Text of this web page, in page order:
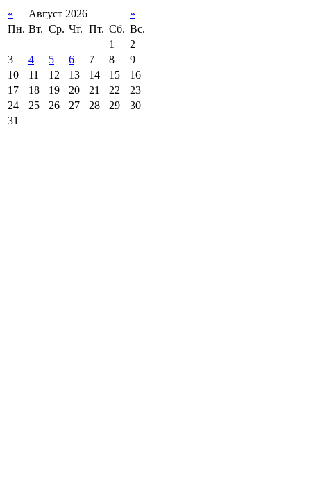
« Август 2026
»
Пн. Вт. Ср. Чт. Пт. Сб. Вс.
1
2
3
4 5 6 7 8
9
10
11 12 13 14 15
16
17
18 19 20 21 22
23
24
25 26 27 28 29
30
31